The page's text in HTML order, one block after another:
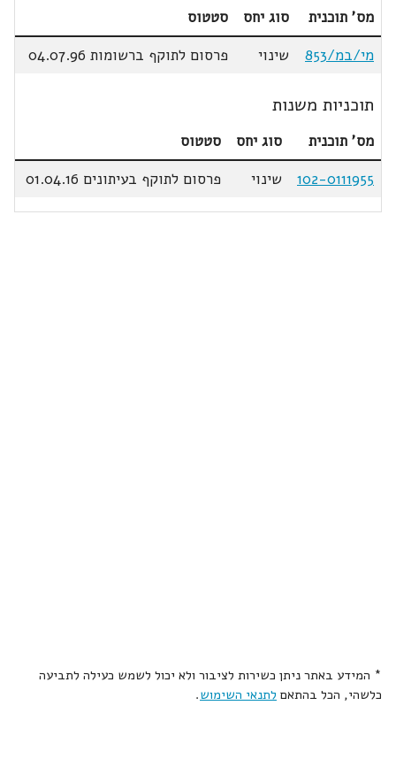
מס' תוכנית סוג יחס
סטטוס
מי/במ/853
שינוי פרסום לתוקף ברשומות 04.07.96
תוכניות משנות
מס' תוכנית סוג יחס
סטטוס
102-0111955
שינוי פרסום לתוקף בעיתונים 01.04.16
* המידע באתר ניתן כשירות לציבור ולא יכול לשמש כעילה לתביעה
כלשהי, הכל בהתאם לתנאי השימוש.